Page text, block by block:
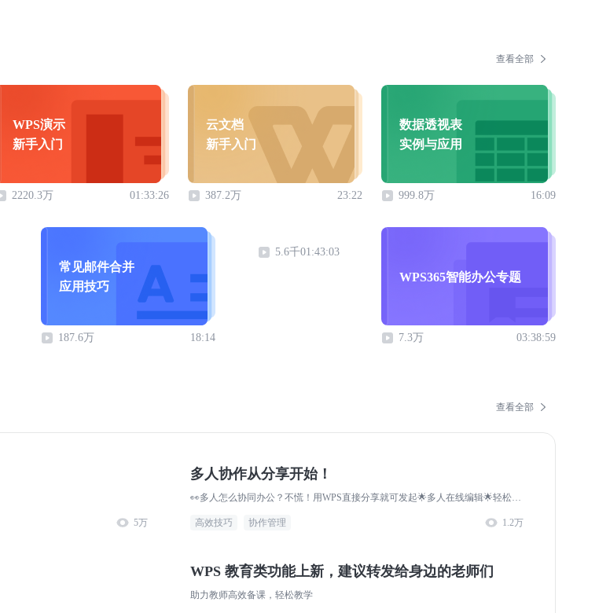
查看全部
WPS演示
新手入门
2220.3万 01:33:26
云文档
新手入门
387.2万 23:22
数据透视表
实例与应用
999.8万 16:09
常见邮件合并
应用技巧
187.6万 18:14
5.6千01:43:03
WPS365智能办公专题
7.3万 03:38:59
查看全部
5万
多人协作从分享开始！
👀多人怎么协同办公？不慌！用WPS直接分享就可发起🌟多人在线编辑🌟轻松实现多人高效协作。📢用WPS多人协作好处多！📝多人编辑不再困难！同时编辑、同时改动，协作无障碍即使团队成员身处各地，只要打开WPS在线协作，就像大家坐....
高效技巧 协作管理 1.2万
WPS 教育类功能上新，建议转发给身边的老师们
助力教师高效备课，轻松教学